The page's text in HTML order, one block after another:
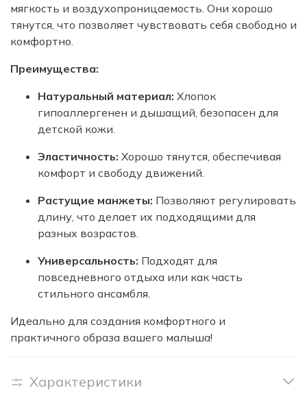
мягкость и воздухопроницаемость. Они хорошо
тянутся, что позволяет чувствовать себя свободно и
комфортно.
Преимущества:
Натуральный материал: Хлопок
гипоаллергенен и дышащий, безопасен для
детской кожи.
Эластичность: Хорошо тянутся, обеспечивая
комфорт и свободу движений.
Растущие манжеты: Позволяют регулировать
длину, что делает их подходящими для
разных возрастов.
Универсальность: Подходят для
повседневного отдыха или как часть
стильного ансамбля.
Идеально для создания комфортного и
практичного образа вашего малыша!
Характеристики